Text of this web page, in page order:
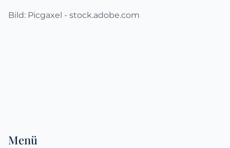
Bild: Picgaxel - stock.adobe.com
Menü